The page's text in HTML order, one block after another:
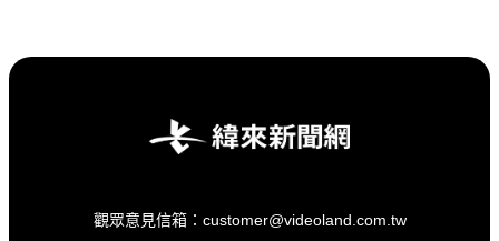
觀眾意見信箱：customer@videoland.com.tw